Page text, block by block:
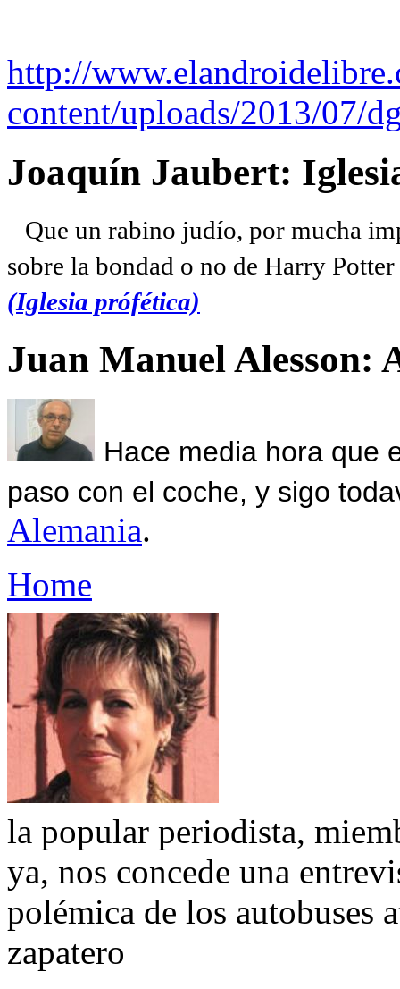
http://
content/uploads/2013/07/
Joaquín Jaubert:
Que un rabino judío, por mucha
sobre la bondad o no de Harry
(Iglesia prófética)
Juan Manuel Alesson:
Hace media hora que
paso con el coche, y sigo
Alemania.
Home
la popular periodista,
ya, nos concede una
polémica de los autobuses
zapatero